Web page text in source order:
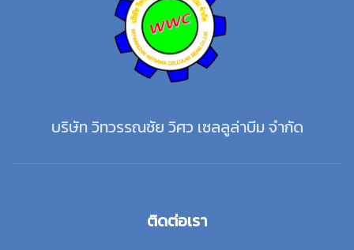
บริษัท วิทวรรณชัย วิศว เซลลูล่าบีม จำกัด
ติดต่อเรา